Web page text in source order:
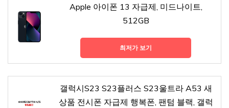
Apple 아이폰 13 자급제, 미드나이트,
512GB
최저가 보기
갤럭시S23 S23플러스 S23울트라 A53 새
상품 전시폰 자급제 행복폰, 팬텀 블랙, 갤럭